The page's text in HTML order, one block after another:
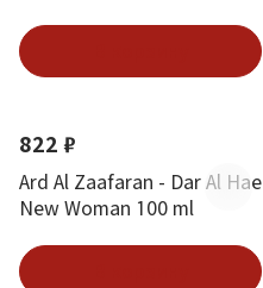
822 ₽
Ard Al Zaafaran - Dar Al Hae
New Woman 100 ml